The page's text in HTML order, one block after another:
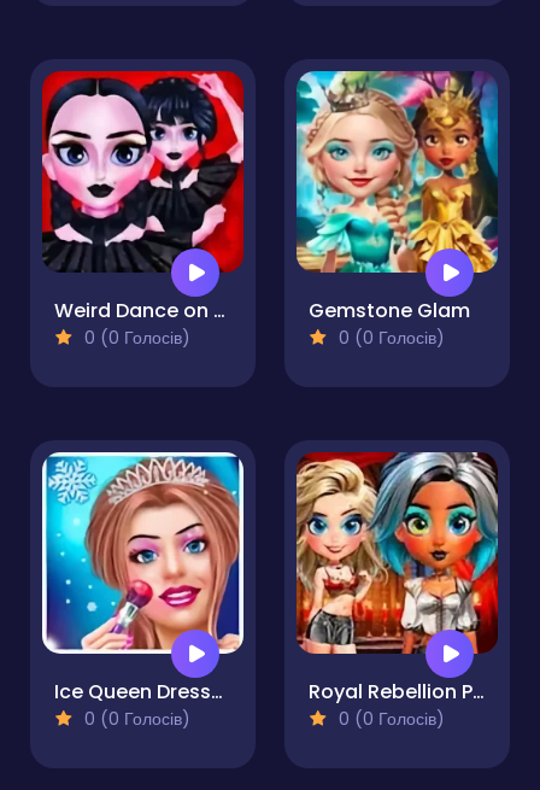
Weird Dance on Wednesday
0 (0 Голосів)
Gemstone Glam
0 (0 Голосів)
Ice Queen Dress-Up & Girl Game
0 (0 Голосів)
Royal Rebellion Punk Magic
0 (0 Голосів)